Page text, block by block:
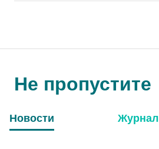
Не пропустите
Новости Журнал